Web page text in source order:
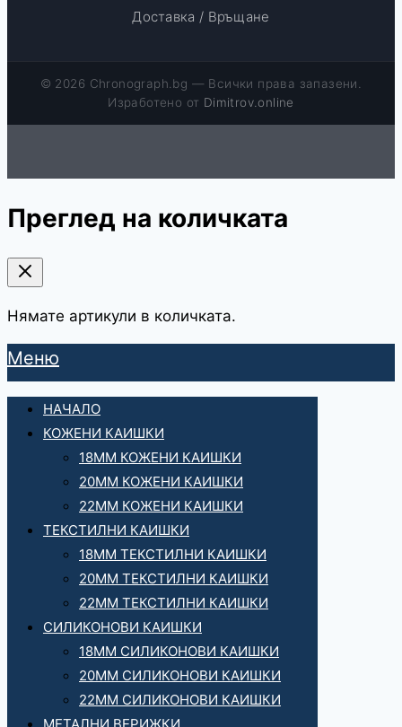
Доставка / Връщане
© 2026 Chronograph.bg — Всички права запазени.
Изработено от Dimitrov.online
Преглед на количката
Нямате артикули в количката.
Меню
НАЧАЛО
КОЖЕНИ КАИШКИ
18ММ КОЖЕНИ КАИШКИ
20ММ КОЖЕНИ КАИШКИ
22ММ КОЖЕНИ КАИШКИ
ТЕКСТИЛНИ КАИШКИ
18ММ ТЕКСТИЛНИ КАИШКИ
20ММ ТЕКСТИЛНИ КАИШКИ
22ММ ТЕКСТИЛНИ КАИШКИ
СИЛИКОНОВИ КАИШКИ
18ММ СИЛИКОНОВИ КАИШКИ
20ММ СИЛИКОНОВИ КАИШКИ
22ММ СИЛИКОНОВИ КАИШКИ